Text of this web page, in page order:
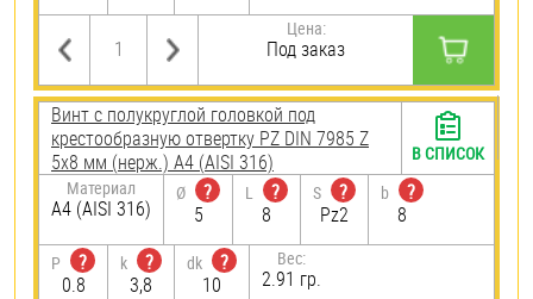
Цена:
Под заказ
Винт с полукруглой головкой под
крестообразную отвертку PZ DIN 7985 Z
5х8 мм (нерж.) A4 (AISI 316)
Материал
A4 (AISI 316)
Ø
?
5
L
?
8
S
?
Pz2
b
?
8
P
?
0.8
k
?
3,8
dk
?
10
Вес:
2.91 гр.
В СПИСОК